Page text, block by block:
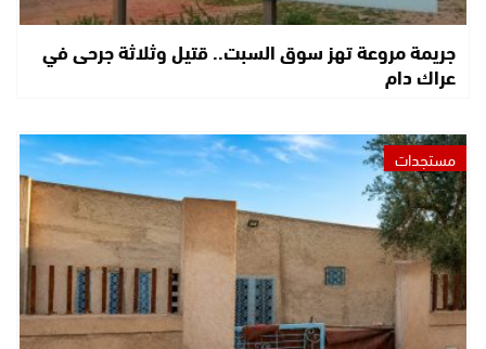
جريمة مروعة تهز سوق السبت.. قتيل وثلاثة جرحى في
عراك دام
مستجدات